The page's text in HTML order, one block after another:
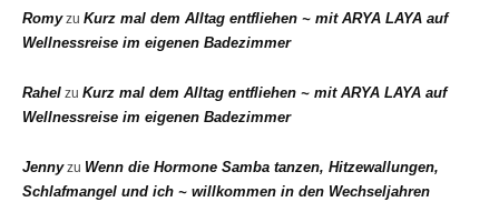
Romyzu Kurz mal dem Alltag entfliehen ~ mit ARYA LAYA auf
Wellnessreise im eigenen Badezimmer
Rahel zu Kurz mal dem Alltag entfliehen ~ mit ARYA LAYA auf
Wellnessreise im eigenen Badezimmer
Jennyzu Wenn die Hormone Samba tanzen, Hitzewallungen,
Schlafmangel und ich ~ willkommen in den Wechseljahren